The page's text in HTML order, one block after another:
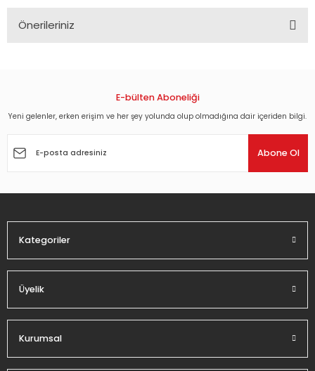
Önerileriniz
Görüş ve önerileriniz için teşekkür ederiz.
Ürün açıklamasında eksik bilgiler bulunuyor.
E-bülten Aboneliği
Yeni gelenler, erken erişim ve her şey yolunda olup olmadığına dair içeriden bilgi.
Abone Ol
Kategoriler
Üyelik
Kurumsal